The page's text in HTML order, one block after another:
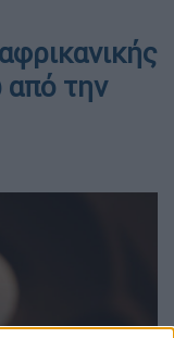
από την